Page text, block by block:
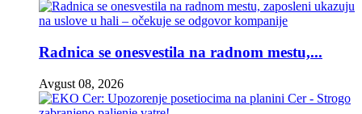
Radnica se onesvestila na radnom mestu,...
Avgust 08, 2026